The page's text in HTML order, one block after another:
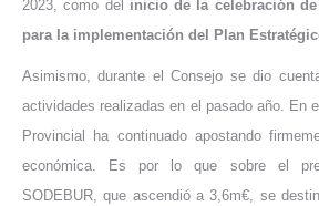
2023, como del inicio de la celebración
para la implementación del Plan
Asimismo, durante el Consejo se dio
actividades realizadas en el pasado año. En
Provincial ha continuado apostando
económica. Es por lo que sobre el
SODEBUR, que ascendió a 3,6m€, se